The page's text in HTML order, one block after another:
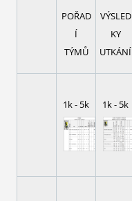
POŘAD
Í
TÝMŮ
VÝSLED
KY
UTKÁNÍ
1k - 5k 1k - 5k